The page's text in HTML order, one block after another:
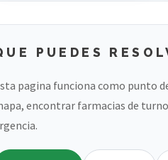
PUEDES
pagina funciona como punto
encontrar farmacias de